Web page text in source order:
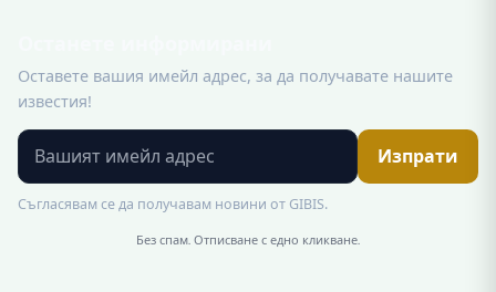
Оставете вашия имейл адрес, за да получавате нашите
известия!
Изпрати
Съгласявам се да получавам новини от GIBIS.
Без спам. Отписване с едно кликване.